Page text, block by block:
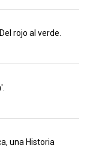
rojo al verde.
una Historia